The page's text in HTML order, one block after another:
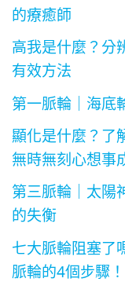
的療癒師
高我是什麼？分
有效方法
第一脈輪｜海底
顯化是什麼？了
無時無刻心想事
第三脈輪｜太陽
的失衡
七大脈輪阻塞了
脈輪的4個步驟！